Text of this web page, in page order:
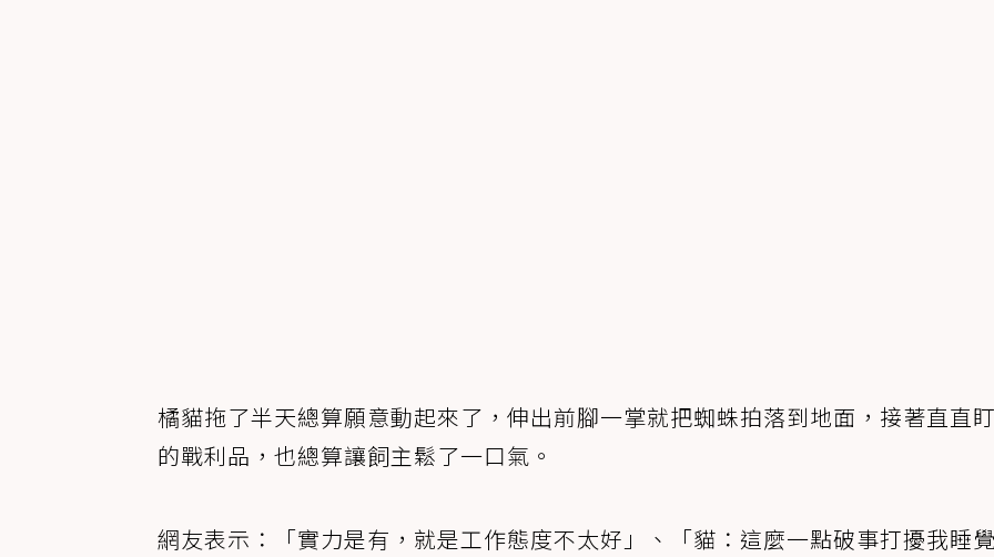
橘貓拖了半天總算願意動起來了，伸出前腳一掌就把蜘蛛拍落到地面，接著直直
的戰利品，也總算讓飼主鬆了一口氣。
網友表示：「實力是有，就是工作態度不太好」、「貓：這麼一點破事打擾我睡